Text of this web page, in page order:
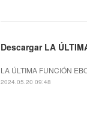
Descargar LA
LA ÚLTIMA FUNCIÓN
2024.05.20 09:48